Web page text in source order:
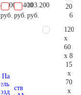
46.000
руб.
18.400
руб.
103.200
руб.
20
120
x
60
x 8
15
x
70
x